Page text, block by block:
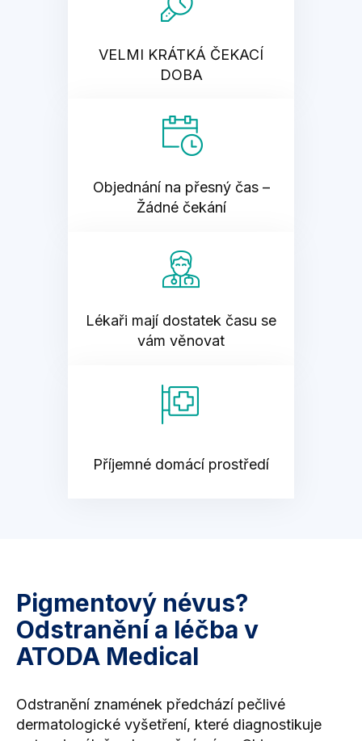
VELMI KRÁTKÁ ČEKACÍ
DOBA
Objednání na přesný čas –
Žádné čekání
Lékaři mají dostatek času se
vám věnovat
Příjemné domácí prostředí
Pigmentový névus?
Odstranění a léčba v
ATODA Medical
Odstranění znamének předchází pečlivé
dermatologické vyšetření, které diagnostikuje